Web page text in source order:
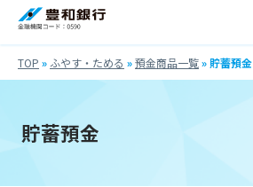
TOP »ふやす・ためる »預金商品一覧» 貯蓄預金
貯蓄預金